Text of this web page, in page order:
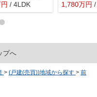
円 / 4LDK 1,780万円
プへ
> (戸建(売買))地域から探す > 前